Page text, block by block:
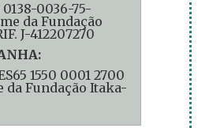
0036-75-
da Fundação
J-412207270
1550 0001 2700
da Fundação Itaka-